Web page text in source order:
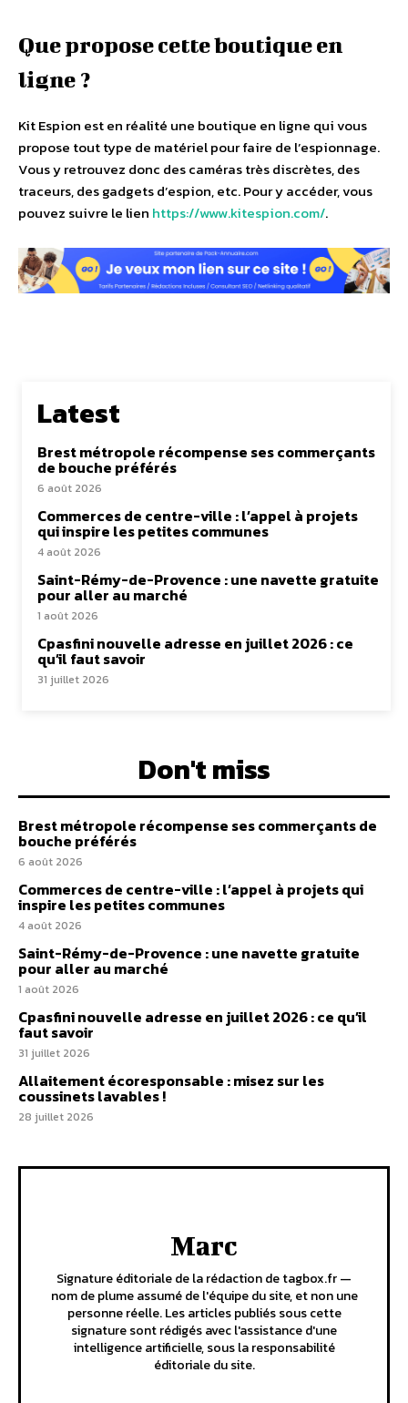
Que propose cette boutique en
ligne ?
Kit Espion est en réalité une boutique en ligne qui vous
propose tout type de matériel pour faire de l’espionnage.
Vous y retrouvez donc des caméras très discrètes, des
traceurs, des gadgets d’espion, etc. Pour y accéder, vous
pouvez suivre le lien https://www.kitespion.com/.
Latest
Brest métropole récompense ses commerçants
de bouche préférés
6 août 2026
Commerces de centre-ville : l’appel à projets
qui inspire les petites communes
4 août 2026
Saint-Rémy-de-Provence : une navette gratuite
pour aller au marché
1 août 2026
Cpasfini nouvelle adresse en juillet 2026 : ce
qu’il faut savoir
31 juillet 2026
Don't miss
Brest métropole récompense ses commerçants de
bouche préférés
6 août 2026
Commerces de centre-ville : l’appel à projets qui
inspire les petites communes
4 août 2026
Saint-Rémy-de-Provence : une navette gratuite
pour aller au marché
1 août 2026
Cpasfini nouvelle adresse en juillet 2026 : ce qu’il
faut savoir
31 juillet 2026
Allaitement écoresponsable : misez sur les
coussinets lavables !
28 juillet 2026
Marc
Signature éditoriale de la rédaction de tagbox.fr —
nom de plume assumé de l'équipe du site, et non une
personne réelle. Les articles publiés sous cette
signature sont rédigés avec l'assistance d'une
intelligence artificielle, sous la responsabilité
éditoriale du site.